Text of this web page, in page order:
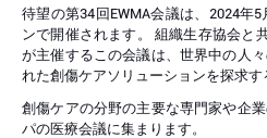
London!
待望の第34回EWMA会議は、2024年
ンで開催されます。 組織生存協会と
が主催するこの会議は、世界中の人
れた創傷ケアソリューションを探求す
創傷ケアの分野の主要な専門家や企
パの医療会議に集まります。